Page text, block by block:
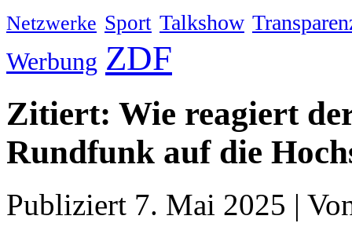
Netzwerke Sport Talkshow
Werbung ZDF
Zitiert: Wie reagiert
Rundfunk auf die
Publiziert 7. Mai 2025 |